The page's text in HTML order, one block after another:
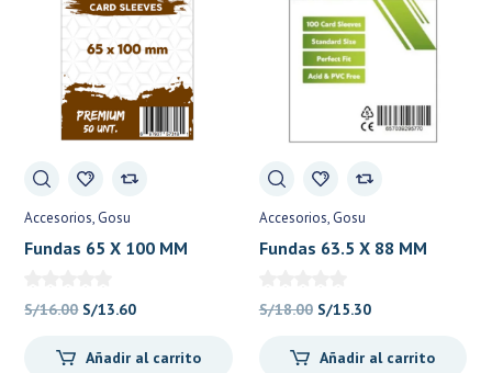
Accesorios Gosu
Fundas 65 X 100 MM
S/16.00 El
original
S/13.60El
actual
Añadir al carrito
Accesorios Gosu
Fundas 63.5 X 88 MM
Others) – Gosu
S/18.00 El
original
S/15.30El
actual
Añadir al carrito